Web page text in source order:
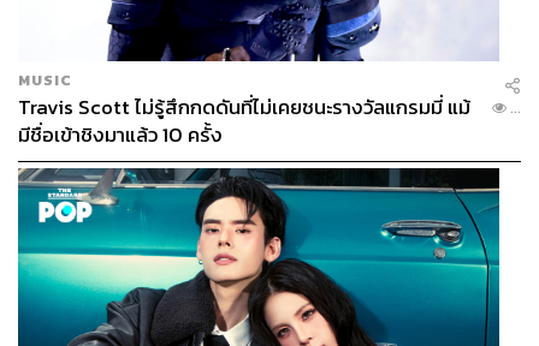
MUSIC
Travis Scott ไม่รู้สึกกดดันที่ไม่เคยชนะรางวัลแกรมมี่ แม้
มีชื่อเข้าชิงมาแล้ว 10 ครั้ง
...